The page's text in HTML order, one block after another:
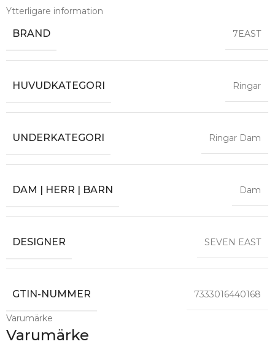
Ytterligare information
BRAND 7EAST
HUVUDKATEGORI Ringar
UNDERKATEGORI Ringar Dam
DAM | HERR | BARN Dam
DESIGNER SEVEN EAST
GTIN-NUMMER 7333016440168
Varumärke
Varumärke